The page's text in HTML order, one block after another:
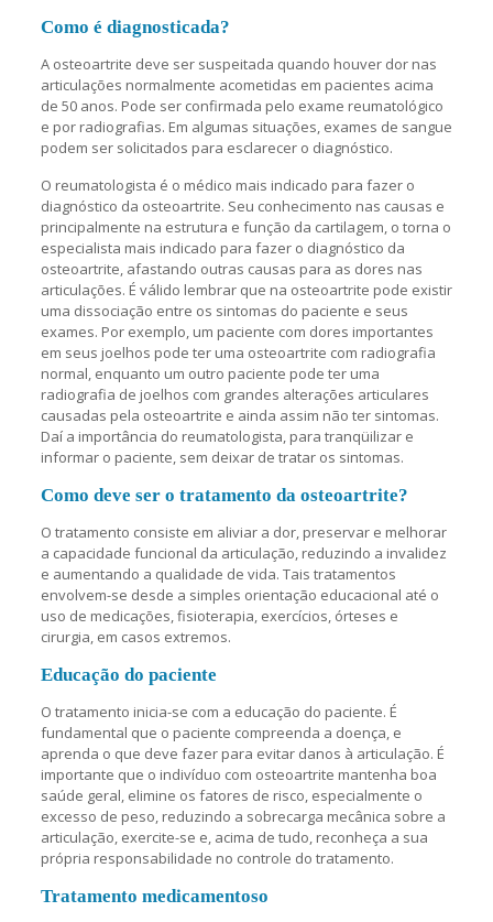
Como é diagnosticada?
A osteoartrite deve ser suspeitada quando houver dor nas
articulações normalmente acometidas em pacientes acima
de 50 anos. Pode ser confirmada pelo exame reumatológico
e por radiografias. Em algumas situações, exames de sangue
podem ser solicitados para esclarecer o diagnóstico.
O reumatologista é o médico mais indicado para fazer o
diagnóstico da osteoartrite. Seu conhecimento nas causas e
principalmente na estrutura e função da cartilagem, o torna o
especialista mais indicado para fazer o diagnóstico da
osteoartrite, afastando outras causas para as dores nas
articulações. É válido lembrar que na osteoartrite pode existir
uma dissociação entre os sintomas do paciente e seus
exames. Por exemplo, um paciente com dores importantes
em seus joelhos pode ter uma osteoartrite com radiografia
normal, enquanto um outro paciente pode ter uma
radiografia de joelhos com grandes alterações articulares
causadas pela osteoartrite e ainda assim não ter sintomas.
Daí a importância do reumatologista, para tranqüilizar e
informar o paciente, sem deixar de tratar os sintomas.
Como deve ser o tratamento da osteoartrite?
O tratamento consiste em aliviar a dor, preservar e melhorar
a capacidade funcional da articulação, reduzindo a invalidez
e aumentando a qualidade de vida. Tais tratamentos
envolvem-se desde a simples orientação educacional até o
uso de medicações, fisioterapia, exercícios, órteses e
cirurgia, em casos extremos.
Educação do paciente
O tratamento inicia-se com a educação do paciente. É
fundamental que o paciente compreenda a doença, e
aprenda o que deve fazer para evitar danos à articulação. É
importante que o indivíduo com osteoartrite mantenha boa
saúde geral, elimine os fatores de risco, especialmente o
excesso de peso, reduzindo a sobrecarga mecânica sobre a
articulação, exercite-se e, acima de tudo, reconheça a sua
própria responsabilidade no controle do tratamento.
Tratamento medicamentoso